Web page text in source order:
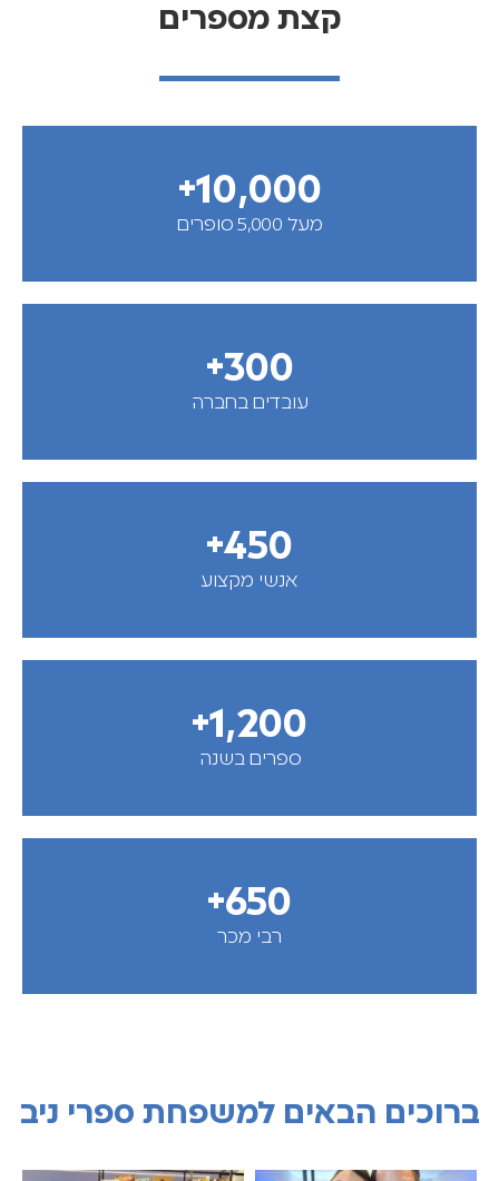
קצת מספרים
מעל 5,000 סופרים
10,000
+
עובדים בחברה
300
+
אנשי מקצוע
450
+
ספרים בשנה
1,200
+
רבי מכר
650
+
ברוכים הבאים למשפחת ספרי ניב